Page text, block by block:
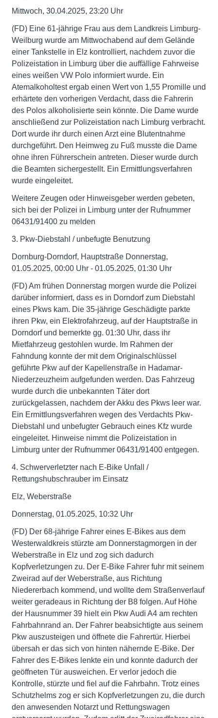
Mittwoch, 30.04.2025, 23:20 Uhr
(FD) Eine 61-jährige Frau aus dem Landkreis Limburg-
Weilburg wurde am Mittwochabend auf dem Gelände
einer Tankstelle in Elz kontrolliert, nachdem zuvor die
Polizeistation in Limburg über die auffällige Fahrweise
eines weißen VW Polo informiert wurde. Ein
Atemalkoholtest ergab einen Wert von 1,55 Promille und
erhärtete den vorherigen Verdacht, dass die Fahrerin
des Polos alkoholisierte sein könnte. Die Dame wurde
anschließend zur Polizeistation nach Limburg verbracht.
Dort wurde ihr durch einen Arzt eine Blutentnahme
durchgeführt. Den Heimweg zu Fuß musste die Dame
ohne ihren Führerschein antreten. Dieser wurde durch
die Beamten sichergestellt. Ein Ermittlungsverfahren
wurde eingeleitet.
Weitere Zeugen oder Hinweisgeber werden gebeten,
sich bei der Polizei in Limburg unter der Rufnummer
06431/91400 zu melden
3. Pkw-Diebstahl / unbefugte Benutzung
Dornburg-Dorndorf, Hauptstraße Donnerstag,
01.05.2025, 00:00 Uhr - 01.05.2025, 01:30 Uhr
(FD) Am frühen Donnerstag morgen wurde die Polizei
darüber informiert, dass es in Dorndorf zum Diebstahl
eines Pkws kam. Die 35-jährige Geschädigte parkte
ihren Pkw, ein Elektrofahrzeug, auf der Hauptstraße in
Dorndorf und bemerkte gg. 01:30 Uhr, dass ihr
Mietfahrzeug gestohlen wurde. Im Rahmen der
Fahndung konnte der mit dem Originalschlüssel
geführte Pkw auf der Kapellenstraße in Hadamar-
Niederzeuzheim aufgefunden werden. Das Fahrzeug
wurde durch die unbekannten Täter dort
zurückgelassen, nachdem der Akku des Pkws leer war.
Ein Ermittlungsverfahren wegen des Verdachts Pkw-
Diebstahl und unbefugter Gebrauch eines Kfz wurde
eingeleitet. Hinweise nimmt die Polizeistation in
Limburg unter der Rufnummer 06431/91400 entgegen.
4. Schwerverletzter nach E-Bike Unfall /
Rettungshubschrauber im Einsatz
Elz, Weberstraße
Donnerstag, 01.05.2025, 10:32 Uhr
(FD) Der 68-jährige Fahrer eines E-Bikes aus dem
Westerwaldkreis stürzte am Donnerstagmorgen in der
Weberstraße in Elz und zog sich dadurch
Kopfverletzungen zu. Der E-Bike Fahrer fuhr mit seinem
Zweirad auf der Weberstraße, aus Richtung
Niedererbach kommend, und wollte dem Straßenverlauf
weiter geradeaus in Richtung der B8 folgen. Auf Höhe
der Hausnummer 39 hielt ein Pkw Audi A4 am rechten
Fahrbahnrand an. Der Fahrer beabsichtigte aus seinem
Pkw auszusteigen und öffnete die Fahrertür. Hierbei
übersah er das sich von hinten nähernde E-Bike. Der
Fahrer des E-Bikes lenkte ein und konnte dadurch der
geöffneten Tür ausweichen. Er verlor jedoch die
Kontrolle, stürzte und fiel auf die Fahrbahn. Trotz eines
Schutzhelms zog er sich Kopfverletzungen zu, die durch
den anwesenden Notarzt und Rettungswagen